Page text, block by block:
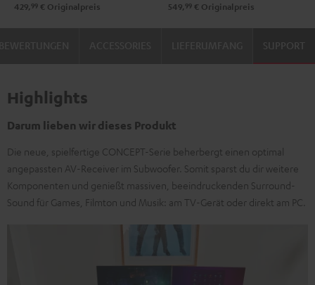
429, 99 € Originalpreis 549, 99 € Originalpreis
SUPPORT
Highlights
Darum lieben wir dieses Produkt
Die neue, spielfertige CONCEPT-Serie beherbergt einen optimal
angepassten AV-Receiver im Subwoofer. Somit sparst du dir weitere
Komponenten und genießt massiven, beeindruckenden Surround-
Sound für Games, Filmton und Musik: am TV-Gerät oder direkt am PC.